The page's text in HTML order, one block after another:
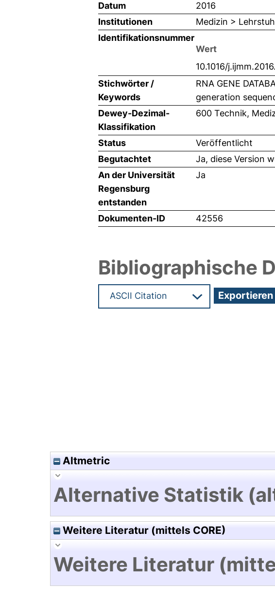
Datum
2016
Institutionen
Medizin >
Identifikationsnummer
Wert
10.1016/
Stichwörter /
Keywords
RNA GENE
generation
Dewey-Dezimal-
Klassifikation
600 Technik,
Status
Veröffentlicht
Begutachtet
Ja, diese Version
An der Universität
Regensburg
entstanden
Ja
Dokumenten-ID 42556
Bibliographische
Altmetric
Alternative Statistik
Weitere Literatur (mittels CORE)
Weitere Literatur